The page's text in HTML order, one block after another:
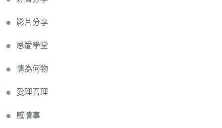
影片分享
恩愛學堂
情為何物
愛理吾理
感情事